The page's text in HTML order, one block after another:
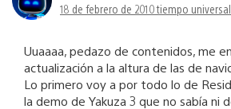
18 de febrero de 2010 tiempo
Uuaaaa, pedazo de contenidos, me
actualización a la altura de las de
Lo primero voy a por todo lo de
la demo de Yakuza 3 que no sabía ni